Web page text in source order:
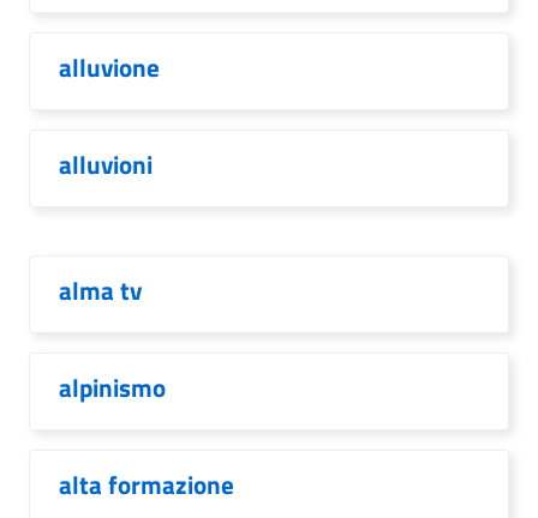
alluvione
alluvioni
alma tv
alpinismo
alta formazione